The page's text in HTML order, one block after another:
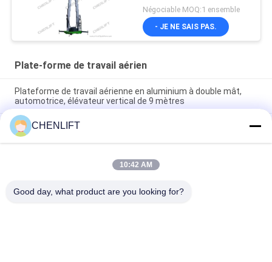
Négociable MOQ:1 ensemble
- JE NE SAIS PAS.
Plate-forme de travail aérien
Plateforme de travail aérienne en aluminium à double mât,
automotrice, élévateur vertical de 9 mètres
Plateforme de travail aérienne de 10 mètres de hauteur, à
double mât, table élévatrice hydraulique verticale
Plateforme de travail aérien en aluminium avec hauteur de
levage de 14 m, hauteur de plateforme quadruple mât de 300
CHENLIFT
10:42 AM
Good day, what product are you looking for?